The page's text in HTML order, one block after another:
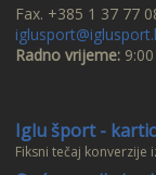
Fax. +385 1 37 77
Radno vrijeme:
Iglu šport -
Fiksni tečaj konverzije